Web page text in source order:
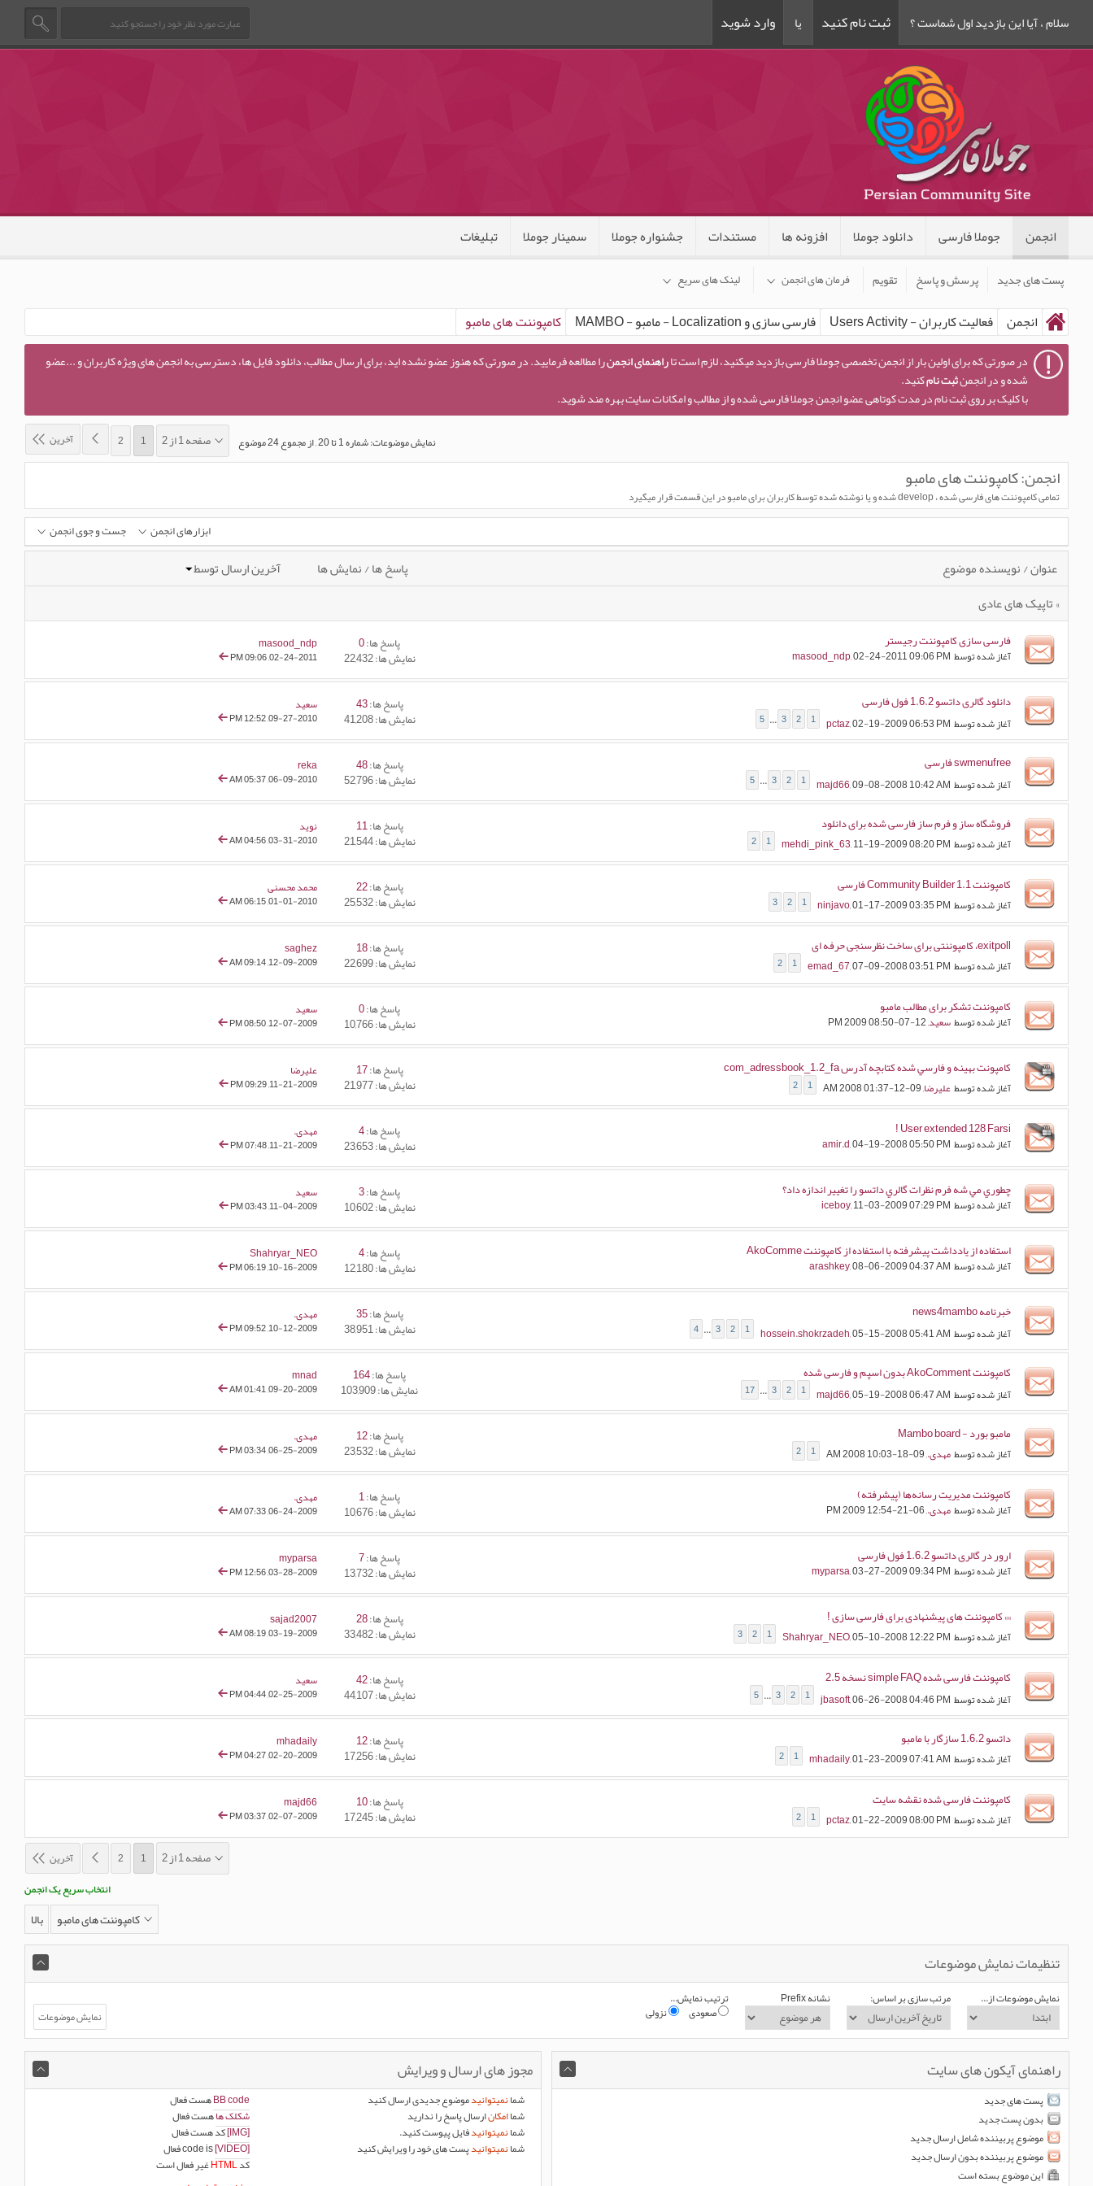
سلام ، آیا این بازدید اول شماست ؟ ثبت نام کنید یا وارد شوید
انجمن
پست های جدید پرسش و پاسخ تقویم فرمان های انجمن لینک های سریع
جوملا فارسی دانلود جوملا افزونه ها مستندات جشنواره جوملا سمینار جوملا تبلیغات
انجمن فعالیت کاربران - Users Activity فارسی سازی و Localization - مامبو - MAMBO کامپوننت های مامبو
در صورتی که برای اولین بار از انجمن تخصصی جوملا فارسی بازدید میکنید، لازم است تاراهنمای انجمنرا مطالعه فرمایید. در صورتی که هنوز عضو نشده اید، برای ارسال مطالب، دانلود فایل ها، دسترسی به انجمن های ویژه کاربران و ...عضو
شده و در انجمنثبت نامکنید.
با کلیک بر روی ثبت نام در مدت کوتاهی عضو انجمن جوملا فارسی شده و از مطالب و امکانات سایت بهره مند شوید.
صفحه 1 از 2 1
2 آخرین نمایش موضوعات: شماره 1 تا 20 , از مجموع ‍24 موضوع
انجمن:کامپوننت های مامبو
تمامی کامپوننت های فارسی شده ، develop شده و یا نوشته شده توسط کاربران برای مامبو در این قسمت قرار میگیرد
ابزارهای انجمن جست و جوی انجمن
عنوان/نویسنده موضوع پاسخ ها/نمایش ها
آخرین ارسال توسط
» تاپیک های عادی
فارسی سازی کامپوننت رجیستر
آغاز شده توسط masood_ndp, 02-24-2011 09:06 PM
پاسخ ها:0
نمایش ها: 22,432
masood_ndp
02-24-2011,
09:06 PM
دانلود گالری داتسو 1.6.2 فول فارسی
آغاز شده توسط pctaz, 02-19-2009 06:53 PM
1
2
3
...
5
پاسخ ها:43
نمایش ها: 41,208
سعید
09-27-2010,
12:52 PM
swmenufree فارسی
آغاز شده توسط majd66, 09-08-2008 10:42 AM
1
2
3
...
5
پاسخ ها:48
نمایش ها: 52,796
reka
06-09-2010,
05:37 AM
فروشگاه ساز و فرم ساز فارسی شده برای دانلود
آغاز شده توسط mehdi_pink_63, 11-19-2009 08:20 PM
1
2
پاسخ ها:11
نمایش ها: 21,544
نوید
03-31-2010,
04:56 AM
کامپوننت Community Builder 1.1 فارسی
آغاز شده توسط ninjavo, 01-17-2009 03:35 PM
1
2
3
پاسخ ها:22
نمایش ها: 25,532
محمد محسنی
01-01-2010,
06:15 AM
exitpoll، کامپوننتی برای ساخت نظرسنجی حرفه ای
آغاز شده توسط emad_67, 07-09-2008 03:51 PM
1
2
پاسخ ها:18
نمایش ها: 22,699
saghez
12-09-2009,
09:14 AM
کامپوننت تشکر برای مطالب مامبو
آغاز شده توسطسعید, 12-07-2009 08:50 PM
پاسخ ها:0
نمایش ها: 10,766
سعید
12-07-2009,
08:50 PM
كامپونت بهينه و فارسي شده كتابچه آدرس com_adressbook_1.2_fa
آغاز شده توسطعلیرضا, 09-12-2008 01:37 AM
1
2
پاسخ ها:17
نمایش ها: 21,977
علیرضا
11-21-2009,
09:29 PM
User extended 128 Farsi !
آغاز شده توسط amir.d, 04-19-2008 05:50 PM
پاسخ ها:4
نمایش ها: 23,653
مهدی.
11-21-2009,
07:48 PM
چطوري مي شه فرم نظرات گالري داتسو را تغيير اندازه داد؟
آغاز شده توسط iceboy, 11-03-2009 07:29 PM
پاسخ ها:3
نمایش ها: 10,602
سعید
11-04-2009,
03:43 PM
استفاده از یادداشت پیشرفته با استفاده از کامپوننت AkoComme
آغاز شده توسط arashkey, 08-06-2009 04:37 AM
پاسخ ها:4
نمایش ها: 12,180
Shahryar_NEO
10-16-2009,
06:19 PM
خبرنامه news4mambo
آغاز شده توسط hossein.shokrzadeh, 05-15-2008 05:41 AM
1
2
3
...
4
پاسخ ها:35
نمایش ها: 38,951
مهدی.
10-12-2009,
09:52 PM
کامپوننت AkoComment بدون اسپم و فارسی شده
آغاز شده توسط majd66, 05-19-2008 06:47 AM
1
2
3
...
17
پاسخ ها:164
نمایش ها: 103,909
mnad
09-20-2009,
01:41 AM
مامبو بورد - Mambo board
آغاز شده توسطمهدی., 09-18-2008 10:03 AM
1
2
پاسخ ها:12
نمایش ها: 23,532
مهدی.
06-25-2009,
03:34 PM
کامپوننت مدیریت رسانه‌ها (پیشرفته)
آغاز شده توسطمهدی., 06-21-2009 12:54 PM
پاسخ ها:1
نمایش ها: 10,676
مهدی.
06-24-2009,
07:33 AM
ارور در گالری داتسو 1.6.2 فول فارسی
آغاز شده توسط myparsa, 03-27-2009 09:34 PM
پاسخ ها:7
نمایش ها: 13,732
myparsa
03-28-2009,
12:56 PM
»» کامپوننت های پیشنهادی برای فارسی سازی !
آغاز شده توسط Shahryar_NEO, 05-10-2008 12:22 PM
1
2
3
پاسخ ها:28
نمایش ها: 33,482
sajad2007
03-19-2009,
08:19 AM
کامپوننت فارسی شده simple FAQ نسخه 2.5
آغاز شده توسط jbasoft, 06-26-2008 04:46 PM
1
2
3
...
5
پاسخ ها:42
نمایش ها: 44,107
سعید
02-25-2009,
04:44 PM
داتسو 1.6.2 سازگار با مامبو
آغاز شده توسط mhadaily, 01-23-2009 07:41 AM
1
2
پاسخ ها:12
نمایش ها: 17,256
mhadaily
02-20-2009,
04:27 PM
کامپوننت فارسی شده نقشه سایت
آغاز شده توسط pctaz, 01-22-2009 08:00 PM
1
2
پاسخ ها:10
نمایش ها: 17,245
majd66
02-07-2009,
03:37 PM
صفحه 1 از 2 1
2
آخرین
انتخاب سریع یک انجمن
کامپوننت های مامبو بالا
تنظیمات نمایش موضوعات
نمایش موضوعات از... مرتب سازی بر اساس: نشانه Prefix ترتیب نمایش...
صعودی نزولی
راهنمای آیکون های سایت
پست های جدید
بدون پست جدید
موضوع پربیننده شامل ارسال جدید
موضوع پربیننده بدون ارسال جدید
این موضوع بسته است
مجوز های ارسال و ویرایش
شمانمیتوانیدموضوع جدیدی ارسال کنید
شماامکانارسال پاسخ را ندارید
شمانمیتوانیدفایل پیوست کنید.
شمانمیتوانیدپست های خود را ویرایش کنید
BB codeهستفعال
شکلک هاهستفعال
[IMG]
کد هستفعال
[VIDEO]
code is
فعال
کدHTMLغیر فعالاست